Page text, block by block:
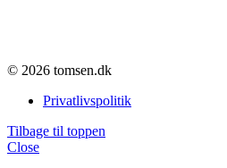
© 2026 tomsen.dk
Privatlivspolitik
Tilbage til toppen
Close